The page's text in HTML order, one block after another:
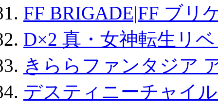
FF BRIGADE|FF ブリ
D×2 真・女神転生リ
きららファンタジア
デスティニーチャイ